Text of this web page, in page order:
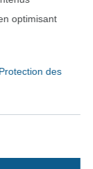
optimisant
des